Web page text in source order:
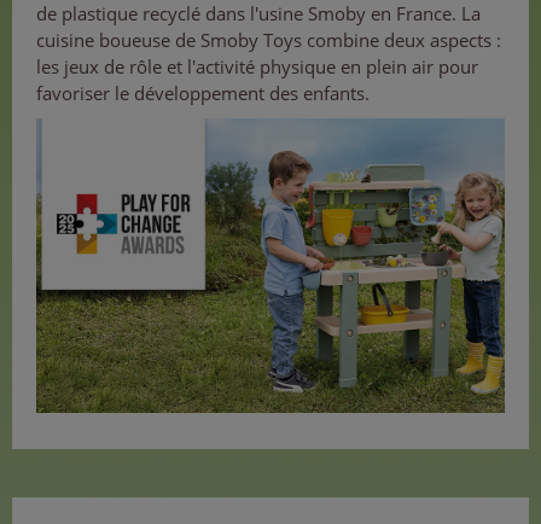
de plastique recyclé dans l'usine Smoby en France. La
cuisine boueuse de Smoby Toys combine deux aspects :
les jeux de rôle et l'activité physique en plein air pour
favoriser le développement des enfants.